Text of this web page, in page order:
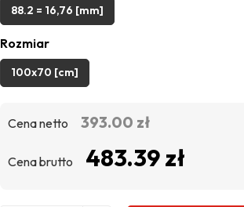
88.2 = 16,76 [mm]
Rozmiar
100x70 [cm]
Cena netto 393.00 zł
Cena brutto 483.39 zł